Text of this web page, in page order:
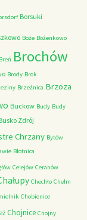
Borsuki
Boże Bożenkowo
Breń Brochów
Brody Brok
Brzeźnica Brzoza
Buckow Budy Budy
Zdrój
Chrzany Bytów
Błotnica
Celejów Ceranów
Chechło Chełm
Chobienice
Chojnice Chojny